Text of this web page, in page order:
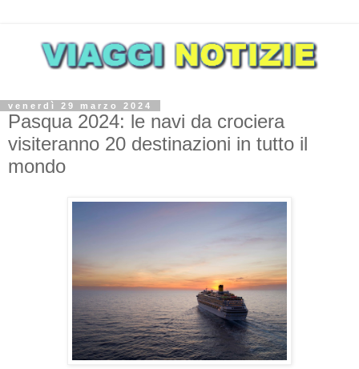
venerdì 29 marzo 2024
Pasqua 2024: le navi da crociera
visiteranno 20 destinazioni in tutto il
mondo